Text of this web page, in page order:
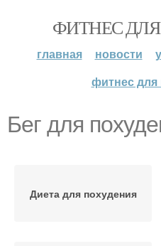
ФИТНЕС
главная новости
фитнес для
Бег для
Диета для похудения